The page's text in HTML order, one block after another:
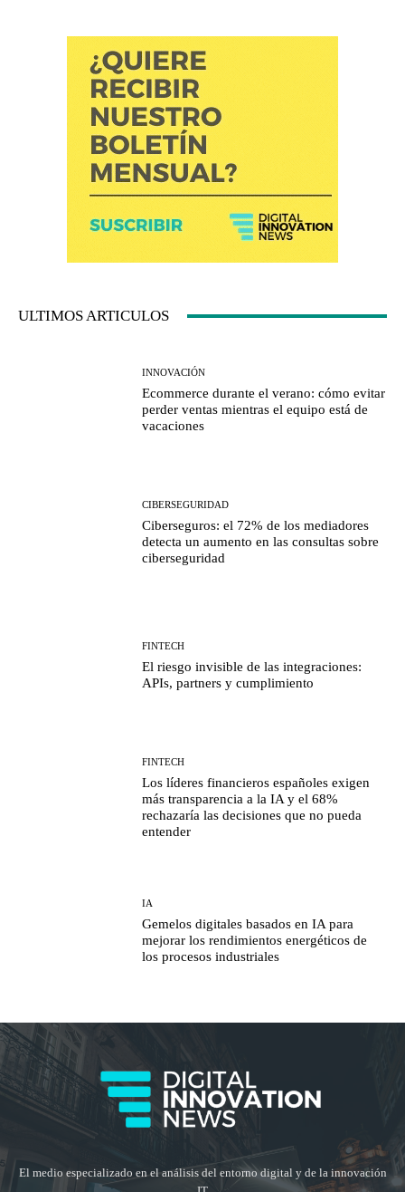
ULTIMOS ARTICULOS
INNOVACIÓN
Ecommerce durante el verano: cómo evitar
perder ventas mientras el equipo está de
vacaciones
CIBERSEGURIDAD
Ciberseguros: el 72% de los mediadores
detecta un aumento en las consultas sobre
ciberseguridad
FINTECH
El riesgo invisible de las integraciones:
APIs, partners y cumplimiento
FINTECH
Los líderes financieros españoles exigen
más transparencia a la IA y el 68%
rechazaría las decisiones que no pueda
entender
IA
Gemelos digitales basados en IA para
mejorar los rendimientos energéticos de
los procesos industriales
El medio especializado en el análisis del entorno digital y de la innovación